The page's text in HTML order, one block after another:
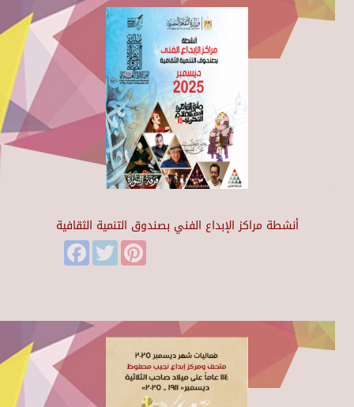
أنشطة مراكز الإبداع الفني بصندوق التنمية الثقافية
FacebookTwitter